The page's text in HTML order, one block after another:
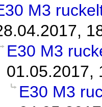
M3
E30 M3
01.05.2017,
E30 M3